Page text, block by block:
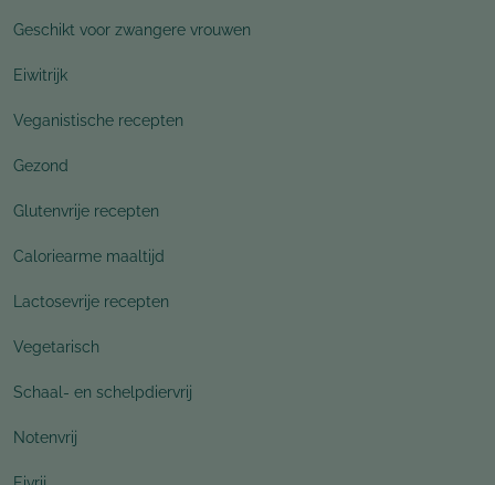
Geschikt voor zwangere vrouwen
Eiwitrijk
Veganistische recepten
Gezond
Glutenvrije recepten
Caloriearme maaltijd
Lactosevrije recepten
Vegetarisch
Schaal- en schelpdiervrij
Notenvrij